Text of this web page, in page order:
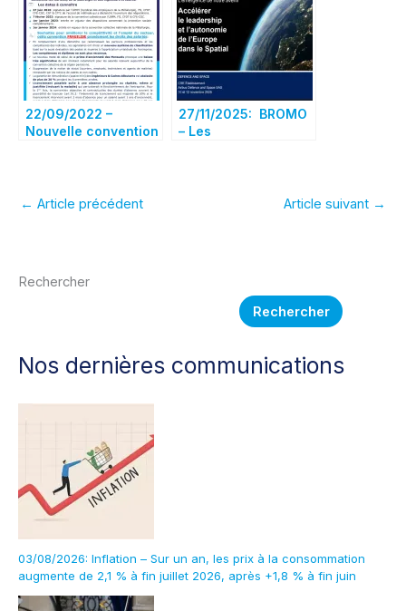
22/09/2022 –
Nouvelle convention
27/11/2025: BROMO
– Les
← Article précédent Article suivant →
Rechercher
Rechercher
Nos dernières communications
03/08/2026: Inflation – Sur un an, les prix à la consommation
augmente de 2,1 % à fin juillet 2026, après +1,8 % à fin juin